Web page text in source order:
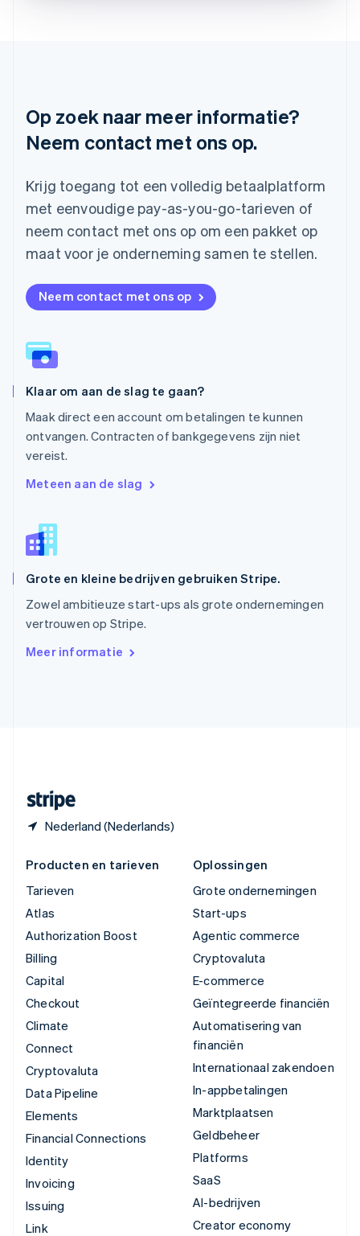
Op zoek naar meer informatie?
Neem contact met ons op.
Krijg toegang tot een volledig betaalplatform
met eenvoudige pay-as-you-go-tarieven of
neem contact met ons op om een pakket op
maat voor je onderneming samen te stellen.
Neem contact met ons op
Klaar om aan de slag te gaan?
Maak direct een account om betalingen te kunnen
ontvangen. Contracten of bankgegevens zijn niet
vereist.
Meteen aan de slag
Grote en kleine bedrijven gebruiken Stripe.
Zowel ambitieuze start-ups als grote ondernemingen
vertrouwen op Stripe.
Meer informatie
Nederland (Nederlands)
Malta
English
Mexico
Nederland
Nederlands English
Nieuw-Zeeland
English
Noorwegen
Oostenrijk
DeutschEnglish
Polen
Portugal
Português
English
Singapore
Slovenië
English
Slowakije
Español
Thailand
Tsjechië
Vasteland van China
简体中文English
English
Producten en tarieven
Tarieven
Atlas
Authorization Boost
Billing
Capital
Checkout
Climate
Connect
Cryptovaluta
Data Pipeline
Elements
Financial Connections
Identity
Invoicing
Issuing
Link
Oplossingen
Grote ondernemingen
Start-ups
Agentic commerce
Cryptovaluta
E-commerce
Geïntegreerde financiën
Automatisering van
financiën
Internationaal zakendoen
In-appbetalingen
Marktplaatsen
Geldbeheer
Platforms
SaaS
AI-bedrijven
Creator economy